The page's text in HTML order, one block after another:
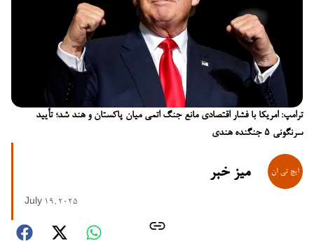
ترامپ: امریکا با فشار اقتصادی مانع جنگ اتمی میان پاکستان و هند شد؛ تأیید
سرنگونی ۵ جنگنده هندی
میز خبر
July 19, 2025